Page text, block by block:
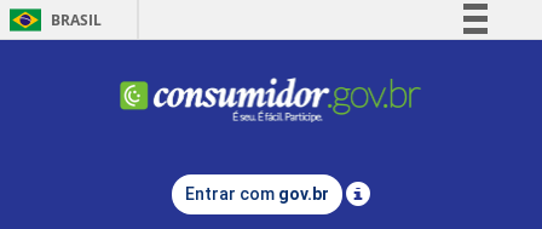
BRASIL
Comunica BR
Legislação
Entrar com gov.br